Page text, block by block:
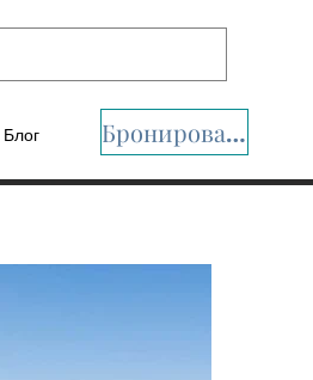
Блог Бронировать